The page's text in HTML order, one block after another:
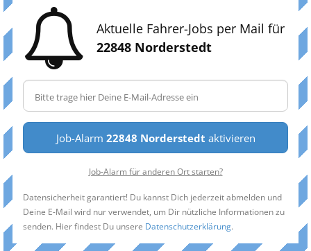
Aktuelle Fahrer-Jobs per Mail für
22848 Norderstedt
Job-Alarm 22848 Norderstedt aktivieren
Job-Alarm für anderen Ort starten?
Datensicherheit garantiert! Du kannst Dich jederzeit abmelden und
Deine E-Mail wird nur verwendet, um Dir nützliche Informationen zu
senden. Hier findest Du unsere Datenschutzerklärung.